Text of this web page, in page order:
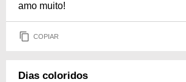
amo muito!
COPIAR
Dias coloridos